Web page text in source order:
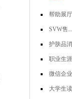
帮助展厅销售的材料有哪些
SVW售后非技术培训专项问卷-车…
护肤品消费者调查
职业生涯人物访谈
微信企业号调查问卷
大学生读书习惯调查问卷